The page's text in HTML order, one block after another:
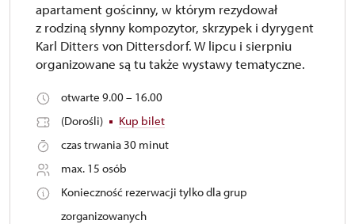
apartament gościnny, w którym rezydował
z rodziną słynny kompozytor, skrzypek i dyrygent
Karl Ditters von Dittersdorf. W lipcu i sierpniu
organizowane są tu także wystawy tematyczne.
otwarte 9.00 – 16.00
(Dorośli)
Kup bilet
czas trwania 30 minut
max. 15 osób
Konieczność rezerwacji tylko dla grup
zorganizowanych